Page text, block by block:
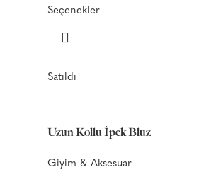
Seçenekler
Satıldı
Uzun Kollu İpek Bluz
Giyim & Aksesuar